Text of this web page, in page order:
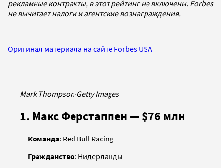
рекламные контракты, в этот рейтинг не включены. Forbes
не вычитает налоги и агентские вознаграждения.
Оригинал материала на сайте Forbes USA
Mark Thompson·Getty Images
1. Макс Ферстаппен — $76 млн
Команда: Red Bull Racing
Гражданство: Нидерланды